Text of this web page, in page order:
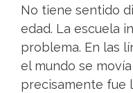
No tiene sentido
edad. La escuela
problema. En las
el mundo se
precisamente fue